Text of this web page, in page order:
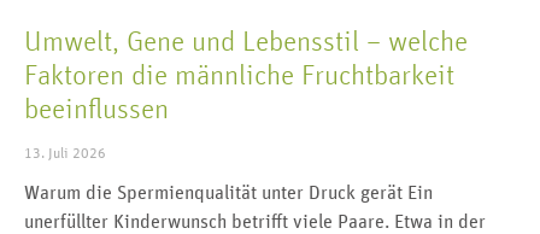
Umwelt, Gene und Lebensstil – welche
Faktoren die männliche Fruchtbarkeit
beeinflussen
13. Juli 2026
Warum die Spermienqualität unter Druck gerät Ein
unerfüllter Kinderwunsch betrifft viele Paare. Etwa in der